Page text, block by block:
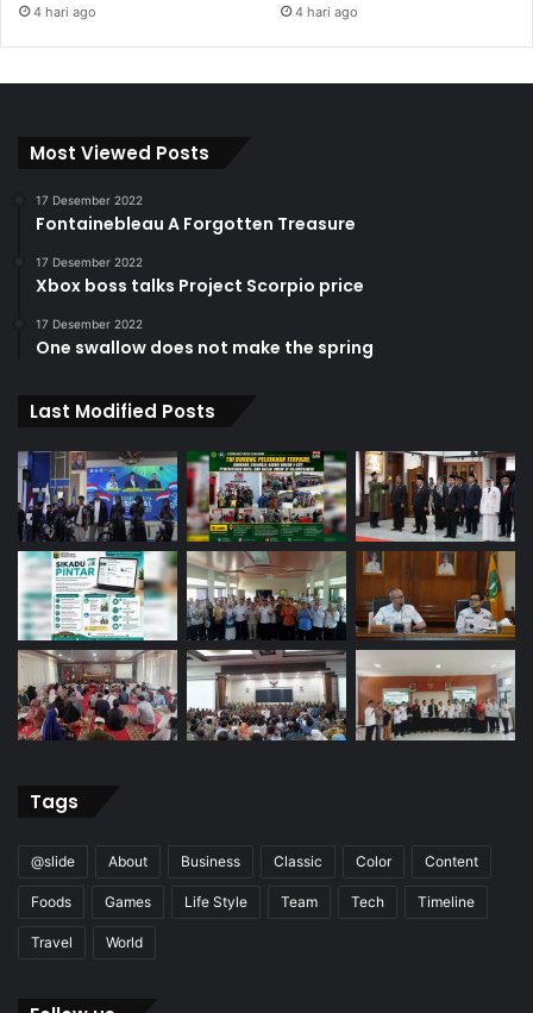
4 hari ago 4 hari ago
Most Viewed Posts
17 Desember 2022
Fontainebleau A Forgotten Treasure
17 Desember 2022
Xbox boss talks Project Scorpio price
17 Desember 2022
One swallow does not make the spring
Last Modified Posts
Tags
@slide About Business Classic Color Content
Foods Games Life Style Team Tech Timeline
Travel World